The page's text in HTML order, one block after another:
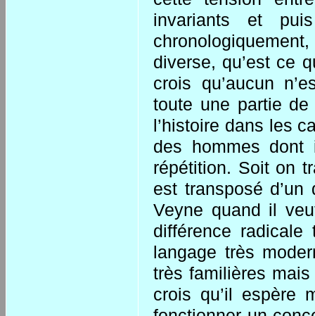
invariants et
diverse, qu’est ce
crois qu’aucun
toute une partie de
l’histoire dans les
des hommes
répétition. Soit on
est transposé
Veyne quand il
différence
langage très
très familières
crois qu’il espère